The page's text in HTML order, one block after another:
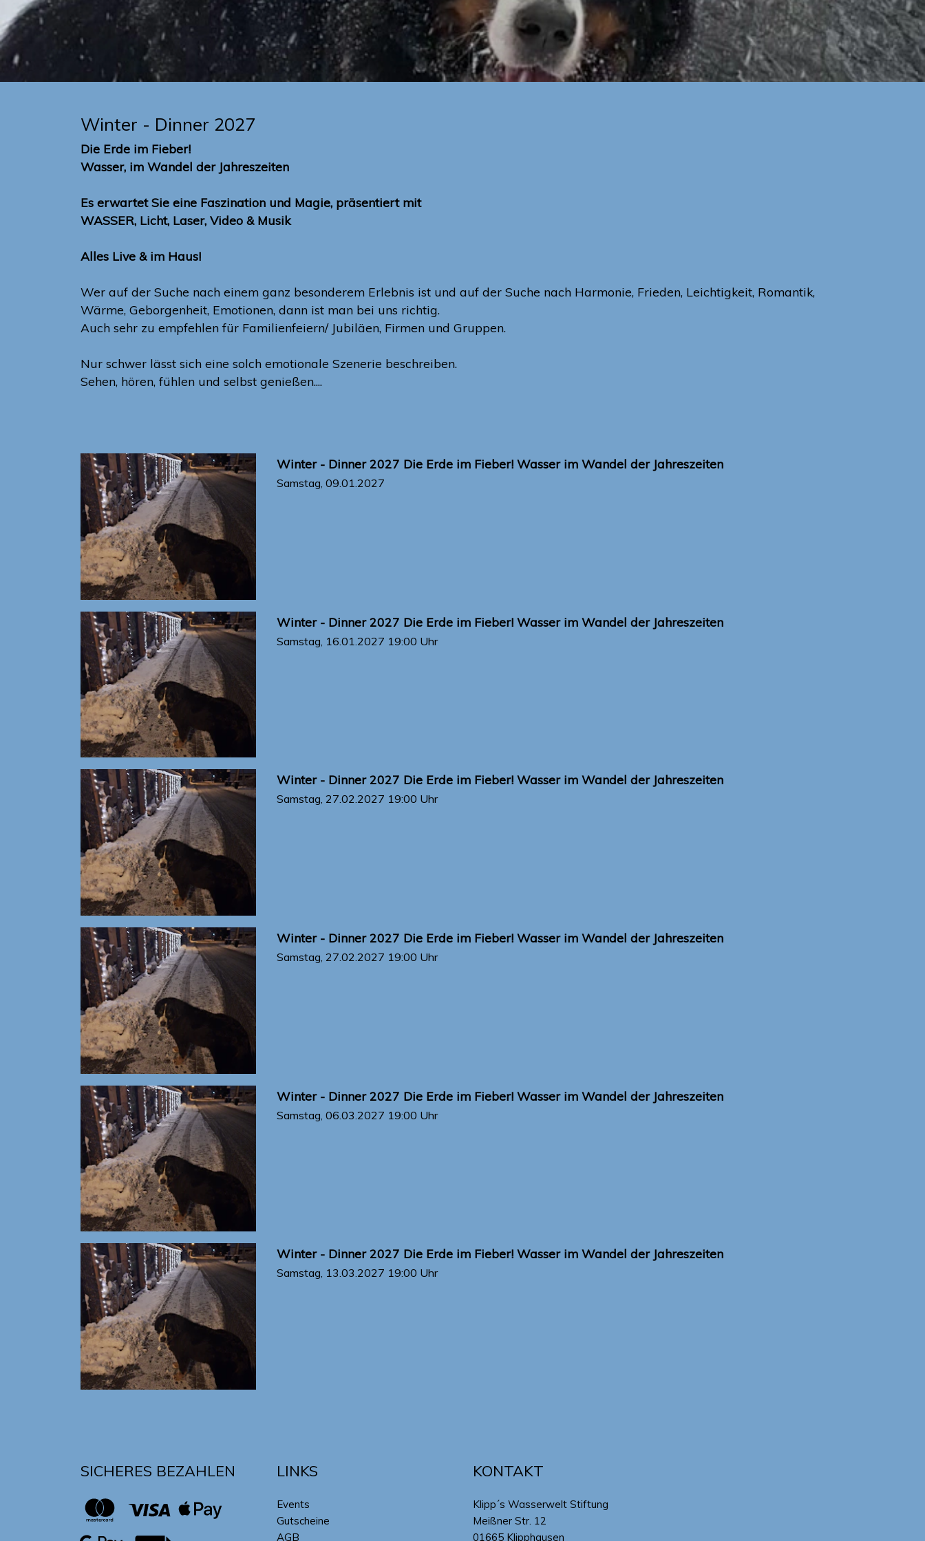
Winter - Dinner 2027
Die Erde im Fieber!
Wasser, im Wandel der Jahreszeiten
Es erwartet Sie eine Faszination und Magie, präsentiert mit
WASSER, Licht, Laser, Video & Musik
Alles Live & im Haus!
Wer auf der Suche nach einem ganz besonderem Erlebnis ist und auf der Suche nach Harmonie, Frieden, Leichtigkeit, Romantik,
Wärme, Geborgenheit, Emotionen, dann ist man bei uns richtig.
Auch sehr zu empfehlen für Familienfeiern/ Jubiläen, Firmen und Gruppen.
Nur schwer lässt sich eine solch emotionale Szenerie beschreiben.
Sehen, hören, fühlen und selbst genießen....
Winter - Dinner 2027 Die Erde im Fieber! Wasser im Wandel der Jahreszeiten
Samstag, 09.01.2027
Winter - Dinner 2027 Die Erde im Fieber! Wasser im Wandel der Jahreszeiten
Samstag, 16.01.2027 19:00 Uhr
Winter - Dinner 2027 Die Erde im Fieber! Wasser im Wandel der Jahreszeiten
Samstag, 27.02.2027 19:00 Uhr
Winter - Dinner 2027 Die Erde im Fieber! Wasser im Wandel der Jahreszeiten
Samstag, 27.02.2027 19:00 Uhr
Winter - Dinner 2027 Die Erde im Fieber! Wasser im Wandel der Jahreszeiten
Samstag, 06.03.2027 19:00 Uhr
Winter - Dinner 2027 Die Erde im Fieber! Wasser im Wandel der Jahreszeiten
Samstag, 13.03.2027 19:00 Uhr
SICHERES BEZAHLEN LINKS
Events
Gutscheine
AGB
KONTAKT
Klipp´s Wasserwelt Stiftung
Meißner Str. 12
01665 Klipphausen